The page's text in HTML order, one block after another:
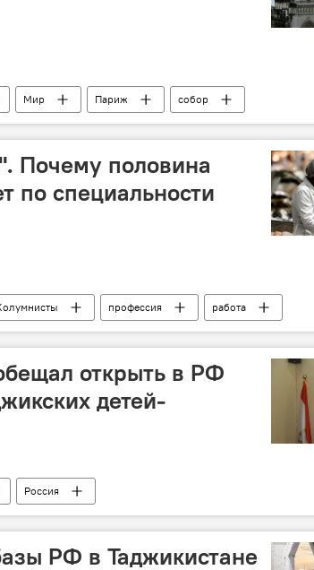
Мир Париж собор
Почему половина
по специальности
профессия работа
открыть в РФ
детей-
Россия
в России
школа
РФ в Таджикистане